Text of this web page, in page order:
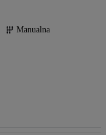
Manualna